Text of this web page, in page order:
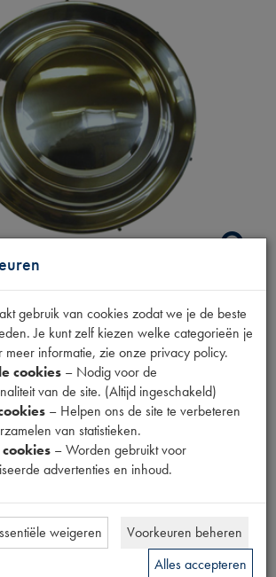
(€85,94excl. btw)
dit moment niet besteld worden
gebruik van cookies zodat we je de beste
Je kunt zelf kiezen welke categorieën je
meer informatie, zie onze privacy policy.
cookies – Nodig voor de
van de site. (Altijd ingeschakeld)
– Helpen ons de site te verbeteren
van statistieken.
– Worden gebruikt voor
advertenties en inhoud.
weigeren
Voorkeuren beheren
Alles accepteren